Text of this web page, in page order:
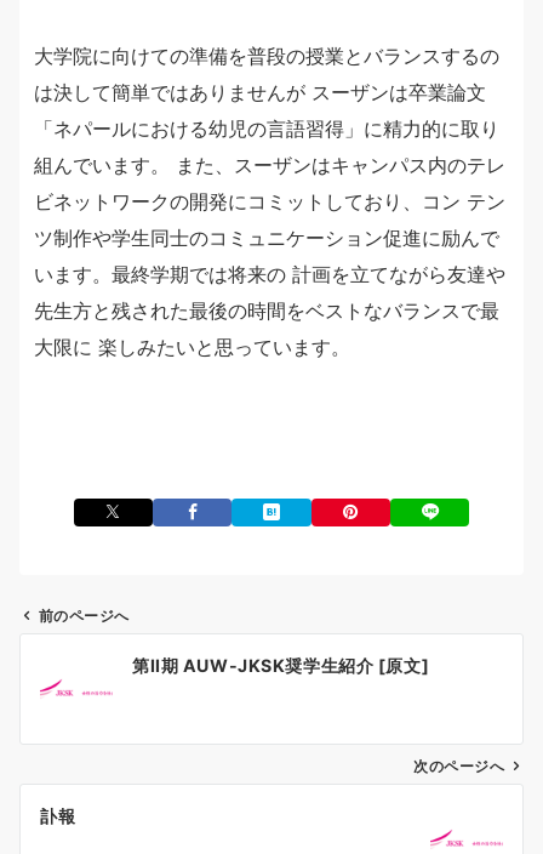
大学院に向けての準備を普段の授業とバランスするの
は決して簡単ではありませんが スーザンは卒業論文
「ネパールにおける幼児の言語習得」に精力的に取り
組んでいます。 また、スーザンはキャンパス内のテレ
ビネットワークの開発にコミットしており、コン テン
ツ制作や学生同士のコミュニケーション促進に励んで
います。最終学期では将来の 計画を立てながら友達や
先生方と残された最後の時間をベストなバランスで最
大限に 楽しみたいと思っています。
前のページへ
第II期 AUW-JKSK奨学生紹介 [原文]
次のページへ
訃報